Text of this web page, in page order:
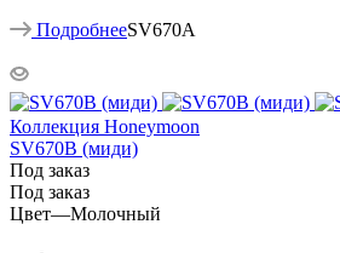
ПодробнееSV670A
Коллекция Honeymoon
SV670B (миди)
Под заказ
Под заказ
Цвет—Молочный